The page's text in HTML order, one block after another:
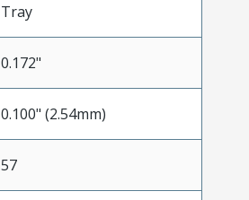
Tray
0.172"
0.100" (2.54mm)
57